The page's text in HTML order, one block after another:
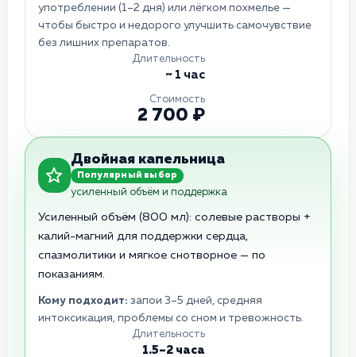
употреблении (1–2 дня) или лёгком похмелье —
чтобы быстро и недорого улучшить самочувствие
без лишних препаратов.
Длительность
~ 1 час
Стоимость
2 700 ₽
Двойная капельница
Популярный выбор
усиленный объём и поддержка
Усиленный объём (800 мл): солевые растворы +
калий-магний для поддержки сердца,
спазмолитики и мягкое снотворное — по
показаниям.
Кому подходит: запои 3–5 дней, средняя
интоксикация, проблемы со сном и тревожность.
Длительность
1.5–2 часа